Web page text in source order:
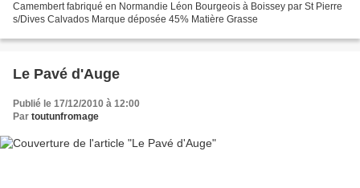
Camembert fabriqué en Normandie Léon Bourgeois à Boissey par St Pierre
s/Dives Calvados Marque déposée 45% Matière Grasse
Le Pavé d'Auge
Publié le 17/12/2010 à 12:00
Par toutunfromage